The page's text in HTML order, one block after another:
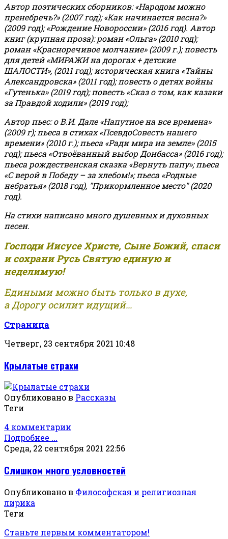
Автор поэтических сборников: «Народом можно
пренебречь?» (2007 год); «Как начинается весна?»
(2009 год); «Рождение Новороссии» (2016 год). Автор
книг (крупная проза): роман «Ольга» (2010 год);
роман «Красноречивое молчание» (2009 г.); повесть
для детей «МИРАЖИ на дорогах + детские
ШАЛОСТИ», (2011 год); историческая книга «Тайны
Александровска» (2011 год); повесть о детях войны
«Гутенька» (2019 год); повесть «Сказ о том, как казаки
за Правдой ходили» (2019 год);
Автор пьес: о В.И. Дале «Напутное на все времена»
(2009 г); пьеса в стихах «ПсевдоСовесть нашего
времени» (2010 г.); пьеса «Ради мира на земле» (2015
год); пьеса «Отвоёванный выбор Донбасса» (2016 год);
пьеса рождественская сказка «Вернуть папу»; пьеса
«С верой в Победу – за хлебом!»;пьеса «Родные
небратья» (2018 год), "Прикормленное место" (2020
год).
На стихи написано много душевных и духовных
песен.
Господи Иисусе Христе, Сыне Божий, спаси
и сохрани Русь Святую единую и
неделимую!
Едиными можно быть только в духе,
а Дорогу осилит идущий...
Страница
Четверг, 23 сентября 2021 10:48
Крылатые страхи
Опубликовано в Рассказы
Теги
4 комментарии
Подробнее ...
Среда, 22 сентября 2021 22:56
Слишком много условностей
Опубликовано в Философская и религиозная
лирика
Теги
Станьте первым комментатором!